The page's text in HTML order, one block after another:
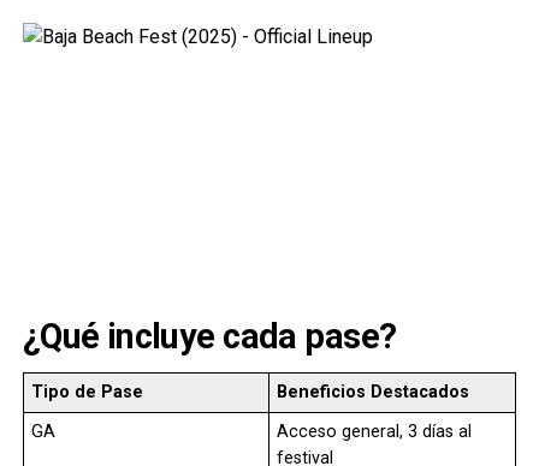
¿Qué incluye cada pase?
Tipo de Pase
Beneficios Destacados
GA
Acceso general, 3 días al
festival